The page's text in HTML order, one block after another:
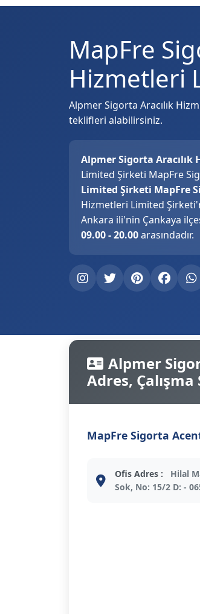
MapFre
Hizmetleri
Alpmer Sigorta Aracılık
teklifleri alabilirsiniz.
Alpmer Sigorta
Limited Şirketi MapFre
Limited Şirketi MapFre
Hizmetleri Limited
Ankara ili'nin Çankaya
09.00 - 20.00arasındadır.
Alpmer
Adres,
MapFre Sigorta
Ofis Adres :
Hilal
Sok, No: 15/2 D: -